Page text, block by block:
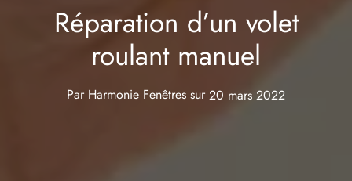
Réparation d’un volet
roulant manuel
Par Harmonie Fenêtres sur 20 mars 2022